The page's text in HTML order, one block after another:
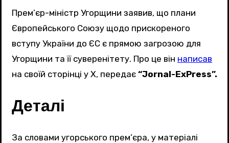
Прем’єр-міністр Угорщини заявив, що плани
Європейського Союзу щодо прискореного
вступу України до ЄС є прямою загрозою для
Угорщини та її суверенітету. Про це він написав
на своїй сторінці у Х, передає “Jornal-ExPress”.
Деталі
За словами угорського прем’єра, у матеріалі